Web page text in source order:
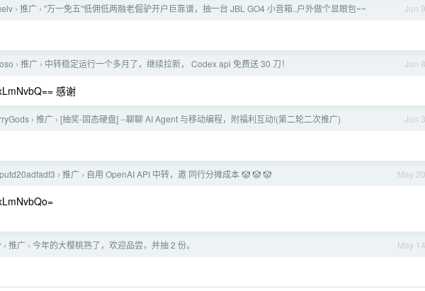
Jun 9
› 推广 › "万一免五"低佣低两融老倔驴开户巨靠谱，抽一台 JBL GO4 小音箱..户外做个显眼包~~
Jun 8
› 推广 › 中转稳定运行一个多月了，继续拉新， Codex api 免费送 30 刀！
感谢
Jun 3
› 推广 › [抽奖-固态硬盘] --聊聊 AI Agent 与移动编程，附福利互动!(第二轮二次推广)
May 20
› 推广 › 自用 OpenAI API 中转，邀 同行分摊成本 🤡 🤡 🤡
May 14
› 推广 › 今年的大樱桃熟了，欢迎品尝，并抽 2 份。